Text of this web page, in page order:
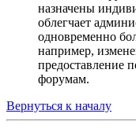
назначены
облегчает
одновременно
например,
предоставление
форумам.
Вернуться к началу